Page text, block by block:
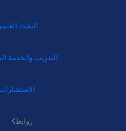
البحث
التدريب والخدمة
الإستشارات
روابط